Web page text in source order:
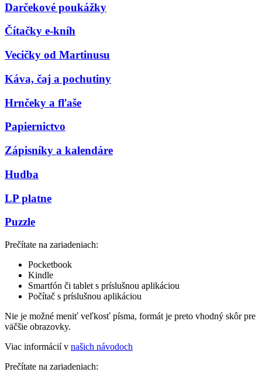
Darčekové poukážky
Čítačky e-kníh
Vecičky od Martinusu
Káva, čaj a pochutiny
Hrnčeky a fľaše
Papiernictvo
Zápisníky a kalendáre
Hudba
LP platne
Puzzle
Prečítate na zariadeniach:
Pocketbook
Kindle
Smartfón či tablet s príslušnou aplikáciou
Počítač s príslušnou aplikáciou
Nie je možné meniť veľkosť písma, formát je preto vhodný skôr pre
väčšie obrazovky.
Viac informácií v našich návodoch
Prečítate na zariadeniach: